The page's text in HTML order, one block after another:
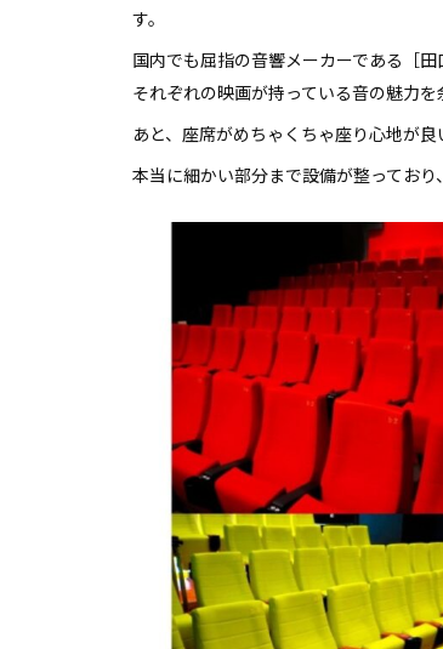
す。
国内でも屈指の音響メーカーである［
それぞれの映画が持っている音の魅力を
あと、座席がめちゃくちゃ座り心地が
本当に細かい部分まで設備が整っており